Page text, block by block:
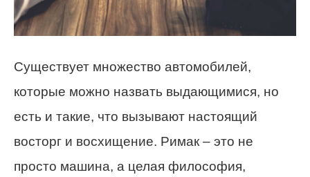
Существует множество автомобилей,
которые можно назвать выдающимися, но
есть и такие, что вызывают настоящий
восторг и восхищение. Римак – это не
просто машина, а целая философия,